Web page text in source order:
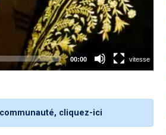
cliquez-ici